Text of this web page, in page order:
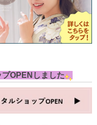
OPENしました